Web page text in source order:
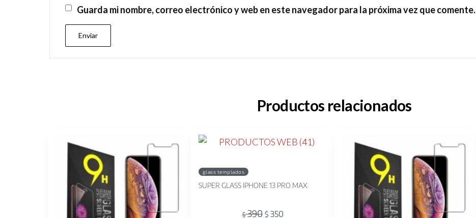
Guarda mi nombre, correo electrónico y web en este navegador para la próxima vez que comente.
Productos relacionados
glass templados
SUPER GLASS IPHONE 13 PRO MAX
$390 $350